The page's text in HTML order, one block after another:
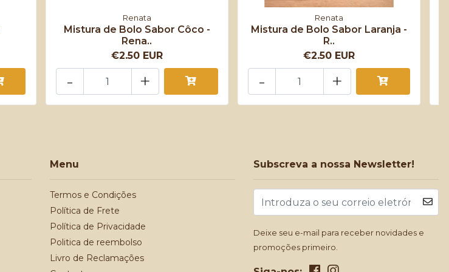
Renata
Mistura de Bolo Sabor Côco -
Rena..
€2.50 EUR
+
-
Renata
Mistura de Bolo Sabor Laranja -
R..
€2.50 EUR
+
-
Menu
Termos e Condições
Política de Frete
Política de Privacidade
Politica de reembolso
Livro de Reclamações
Subscreva a nossa Newsletter!
Deixe seu e-mail para receber novidades e
promoções primeiro.